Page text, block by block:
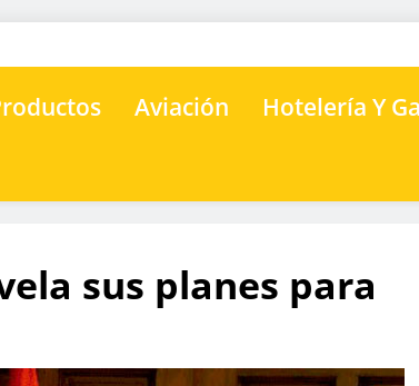
Aviación Hotelería Y
sus planes para